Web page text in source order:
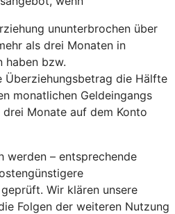
ununterbrochen über
als drei Monaten in
haben bzw.
Überziehungsbetrag die Hälfte
monatlichen Geldeingangs
Monate auf dem Konto
werden – entsprechende
Wir klären unsere
Folgen der weiteren Nutzung